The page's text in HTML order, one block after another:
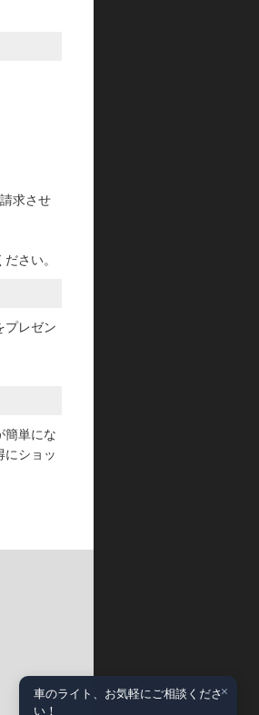
求させ
さい。
プレゼン
簡単にな
にショッ
×
車のライト、お気軽にご相談くださ
い！